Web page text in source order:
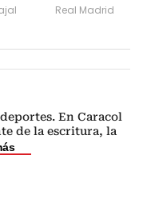
Real Madrid
En Caracol
de la escritura, la